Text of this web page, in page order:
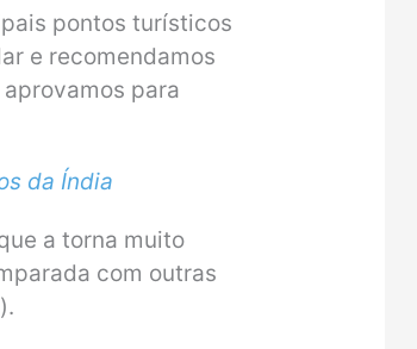
pontos turísticos
e recomendamos
para
da Índia
a torna muito
com outras
).